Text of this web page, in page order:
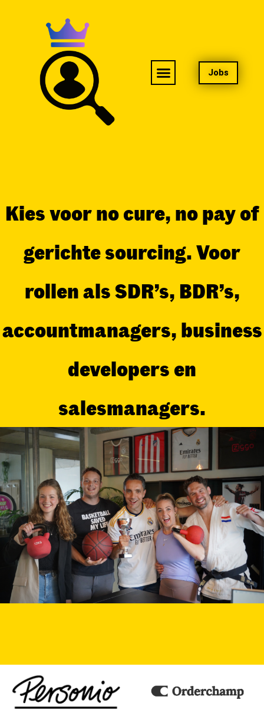
Jobs
Kies voor no cure, no pay of
gerichte sourcing. Voor
rollen als SDR’s, BDR’s,
accountmanagers, business
developers en
salesmanagers.